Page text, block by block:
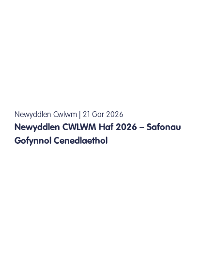
Newyddlen Cwlwm | 21 Gor 2026
Newyddlen CWLWM Haf 2026 – Safonau
Gofynnol Cenedlaethol